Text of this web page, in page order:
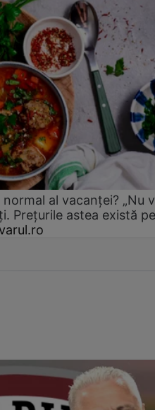
al vacanței? „Nu
Prețurile astea există